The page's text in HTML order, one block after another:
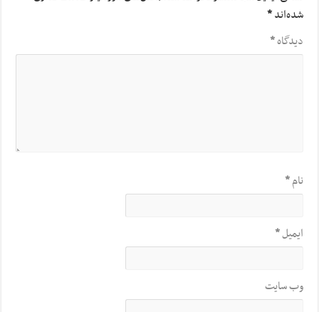
شده‌اند*
دیدگاه*
نام*
ایمیل*
وب‌ سایت